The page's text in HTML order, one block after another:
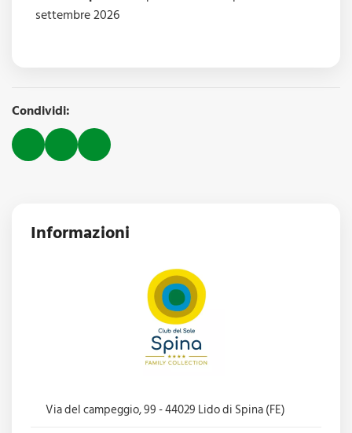
settembre 2026
Condividi:
Informazioni
Via del campeggio, 99 - 44029 Lido di Spina (FE)